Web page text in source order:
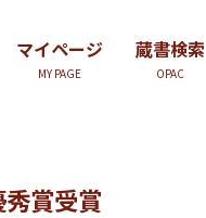
マイページ
MY PAGE
蔵書検索
OPAC
賞受賞